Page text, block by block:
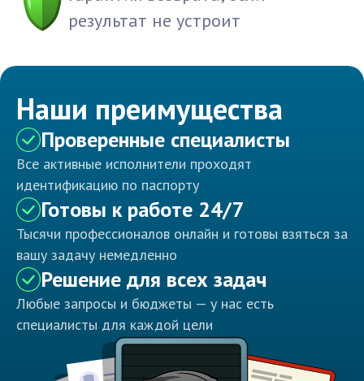
результат не устроит
Наши преимущества
Проверенные специалисты
Все активные исполнители проходят
идентификацию по паспорту
Готовы к работе 24/7
Тысячи профессионалов онлайн и готовы взяться за
вашу задачу немедленно
Решение для всех задач
Любые запросы и бюджеты — у нас есть
специалисты для каждой цели